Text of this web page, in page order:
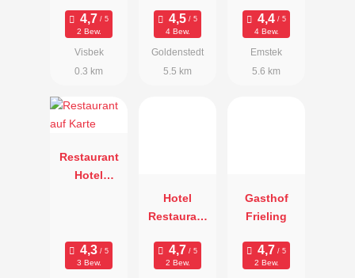
2 Bew.
Visbek
0.3 km
4 Bew.
Goldenstedt
5.5 km
4 Bew.
Emstek
5.6 km
Restaurant
Hotel
3 Bew.
Hotel
Restaurant
2 Bew.
Gasthof
Frieling
2 Bew.